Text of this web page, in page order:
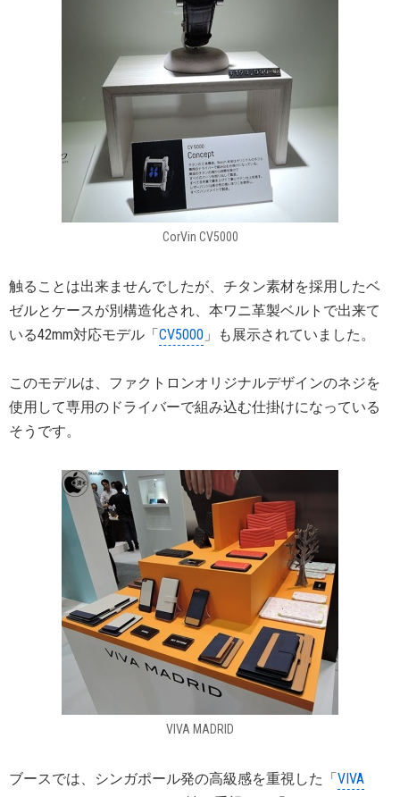
CorVin CV5000
触ることは出来ませんでしたが、チタン素材を採用したベ
ゼルとケースが別構造化され、本ワニ革製ベルトで出来て
いる42mm対応モデル「CV5000 」も展示されていました。
このモデルは、ファクトロンオリジナルデザインのネジを
使用して専用のドライバーで組み込む仕掛けになっている
そうです。
VIVA MADRID
ブースでは、シンガポール発の高級感を重視した「VIVA